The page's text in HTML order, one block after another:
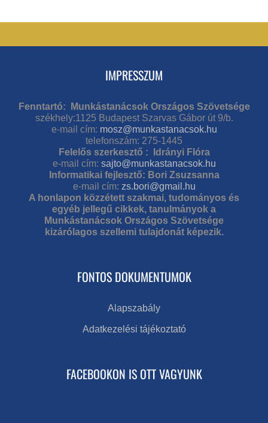
IMPRESSZUM
Fenntartó: Munkástanácsok Országos Szövetsége
székhely:1125 Budapest Szarvas Gábor út 9/b.
e-mail cím: mosz@munkastanacsok.hu
telefonszám: 275-1445
Felelős szerkesztő : Idrányi Flóra
e-mail cím: sajto@munkastanacsok.hu
Informatikai fejlesztő: Bori Zsuzsanna
e-mail cím: zs.bori@gmail.hu
A honlapon közzétett szakmai, tudományos és
egyéb jellegű cikkek, tanulmányok a
Munkástanácsok Országos Szövetsége
kizárólagos szellemi tulajdonát képezik.
FONTOS DOKUMENTUMOK
Alapszabály
Adatkezelési tájékoztató
FACEBOOKON IS OTT VAGYUNK